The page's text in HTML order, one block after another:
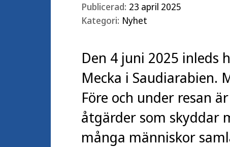
Publicerad: 23 april 2025
Kategori: Nyhet
Den 4 juni 2025 inleds
Mecka i Saudiarabien.
Före och under resan
åtgärder som skyddar
många människor